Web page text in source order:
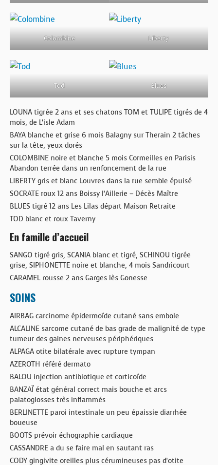
Colombine Liberty
Tod Blues
LOUNA tigrée 2 ans et ses chatons TOM et TULIPE tigrés de 4
mois, de L’isle Adam
BAYA blanche et grise 6 mois Balagny sur Therain 2 tâches
sur la tête, yeux dorés
COLOMBINE noire et blanche 5 mois Cormeilles en Parisis
Abandon terrée dans un renfoncement de la rue
LIBERTY gris et blanc Louvres dans la rue semble épuisé
SOCRATE roux 12 ans Boissy l’Aillerie – Décès Maître
BLUES tigré 12 ans Les Lilas départ Maison Retraite
TOD blanc et roux Taverny
En famille d’accueil
SANGO tigré gris, SCANIA blanc et tigré, SCHINOU tigrée
grise, SIPHONETTE noire et blanche, 4 mois Sandricourt
CARAMEL rousse 2 ans Garges lès Gonesse
SOINS
AIRBAG carcinome épidermoïde cutané sans embole
ALCALINE sarcome cutané de bas grade de malignité de type
tumeur des gaines nerveuses périphériques
ALPAGA otite bilatérale avec rupture tympan
AZEROTH référé dermato
BALOU injection antibiotique et corticoïde
BANZAÏ état général correct mais bouche et arcs
palatoglosses très inflammés
BERLINETTE paroi intestinale un peu épaissie diarrhée
boueuse
BOOTS prévoir échographie cardiaque
CASSANDRE a du se faire mal en sautant ras
CODY gingivite oreilles plus cérumineuses pas d’otite